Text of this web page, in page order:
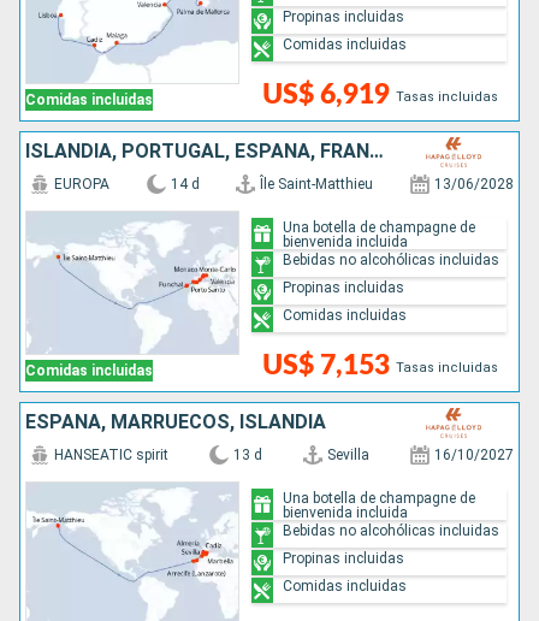
Comidas incluidas US$ 6,919 Tasas incluidas
Propinas incluidas
Comidas incluidas
ISLANDIA, PORTUGAL, ESPAÑA, FRANCIA, MONACO
Comidas incluidas
EUROPA 14 d Île Saint-Matthieu 13/06/2028
US$ 7,153 Tasas incluidas
Una botella de champagne de
bienvenida incluida
Bebidas no alcohólicas incluidas
Propinas incluidas
Comidas incluidas
ESPAÑA, MARRUECOS, ISLANDIA
HANSEATIC spirit 13 d Sevilla 16/10/2027
Una botella de champagne de
bienvenida incluida
Bebidas no alcohólicas incluidas
Propinas incluidas
Comidas incluidas